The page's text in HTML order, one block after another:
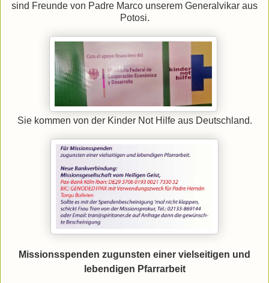
sind Freunde von Padre Marco unserem Generalvikar aus
Potosi.
Sie kommen von der Kinder Not Hilfe aus Deutschland.
Missionsspenden zugunsten einer vielseitigen und
lebendigen Pfarrarbeit